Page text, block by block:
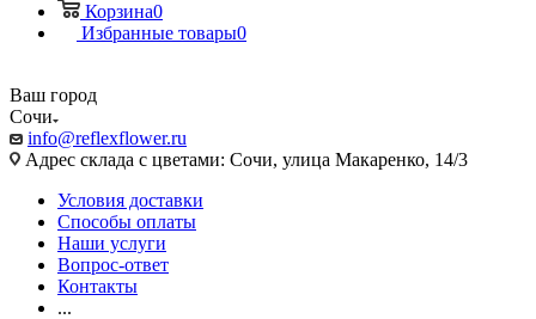
Корзина0
Избранные товары0
Ваш город
Сочи
info@reflexflower.ru
Адрес склада с цветами: Сочи, улица Макаренко, 14/3
Условия доставки
Способы оплаты
Наши услуги
Вопрос-ответ
Контакты
...